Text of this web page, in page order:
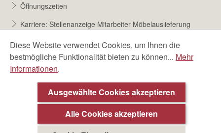
Öffnungszeiten
Karriere: Stellenanzeige Mitarbeiter Möbelauslieferung
Karriere bei Möbel Berta
Bewerbungsformular
Diese Website verwendet Cookies, um Ihnen die
bestmögliche Funktionalität bieten zu können... Mehr
Informationen.
Ausgewählte Cookies akzeptieren
Alle Cookies akzeptieren
Beratungstermin ❯